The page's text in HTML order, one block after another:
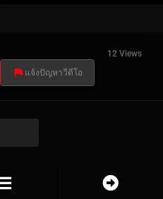
12 Views
แจ้งปัญหาวีดีโอ